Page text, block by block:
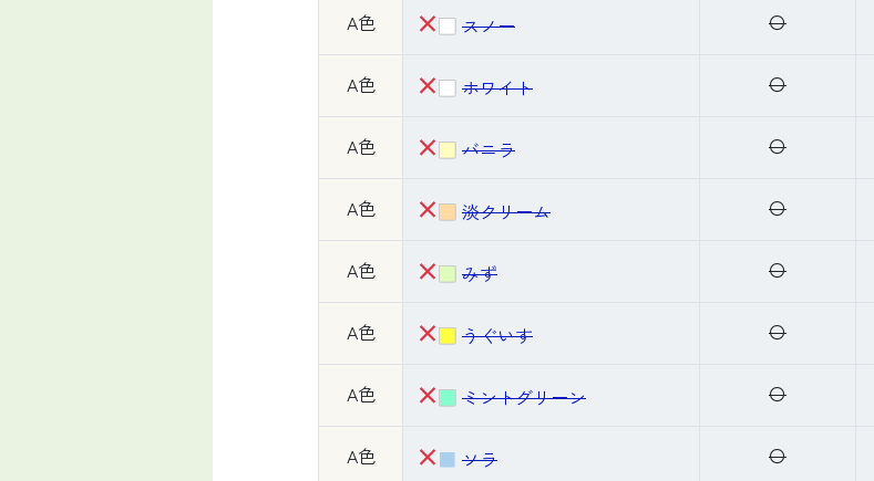
A色 × スノー 〇
A色 × ホワイト 〇
A色 × バニラ 〇
A色 × 淡クリーム 〇
A色 × みず 〇
A色 × うぐいす 〇
A色 × ミントグリーン 〇
A色 × ソラ 〇